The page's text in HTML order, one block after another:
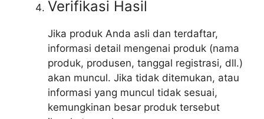
Verifikasi Hasil
Jika produk Anda asli dan terdaftar,
informasi detail mengenai produk (nama
produk, produsen, tanggal registrasi, dll.)
akan muncul. Jika tidak ditemukan, atau
informasi yang muncul tidak sesuai,
kemungkinan besar produk tersebut